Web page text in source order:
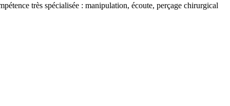
très spécialisée : manipulation, écoute, perçage chirurgical